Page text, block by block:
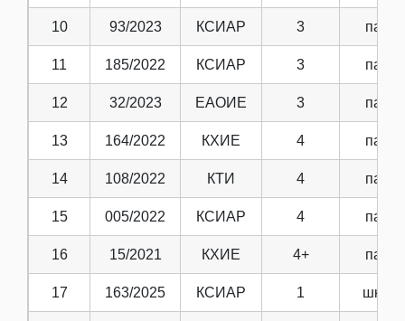
10 93/2023 КСИАР 3 парт.
11 185/2022 КСИАР 3 парт.
12 32/2023 ЕАОИЕ 3 парт.
13 164/2022 КХИЕ 4 парт.
14 108/2022 КТИ 4 парт.
15 005/2022 КСИАР 4 парт.
16 15/2021 КХИЕ 4+ парт.
17 163/2025 КСИАР 1 школ.